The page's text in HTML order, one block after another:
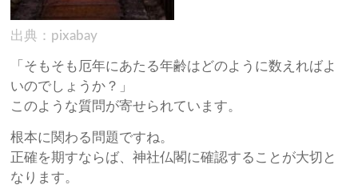
出典：pixabay
「そもそも厄年にあたる年齢はどのように数えればよ
いのでしょうか？」
このような質問が寄せられています。
根本に関わる問題ですね。
正確を期すならば、神社仏閣に確認することが大切と
なります。